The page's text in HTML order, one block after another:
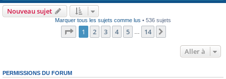
Nouveau sujet
Marquer tous les sujets comme lus • 536 sujets
Page 1sur14
1 2 3 4 5 … 14
Aller à
PERMISSIONS DU FORUM